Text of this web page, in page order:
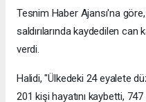
Tesnim Haber Ajansı'na
saldırılarında kaydedilen can
verdi.
Halidi, "Ülkedeki 24 eyalete
201 kişi hayatını kaybetti, 747